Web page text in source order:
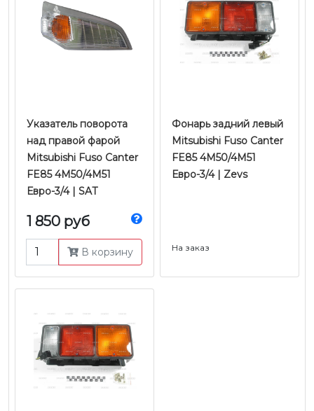
Указатель поворота
над правой фарой
Mitsubishi Fuso Canter
FE85 4M50/4M51
Евро-3/4 | SAT
1 850 руб
В корзину
Фонарь задний левый
Mitsubishi Fuso Canter
FE85 4M50/4M51
Евро-3/4 | Zevs
На заказ